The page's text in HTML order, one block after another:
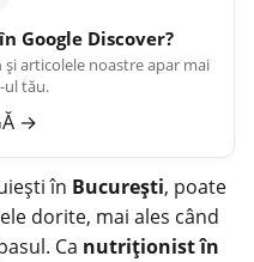
Google Discover?
și articolele noastre apar mai
ul tău.
→
în București, poate
dorite, mai ales când
Ca nutriționist în